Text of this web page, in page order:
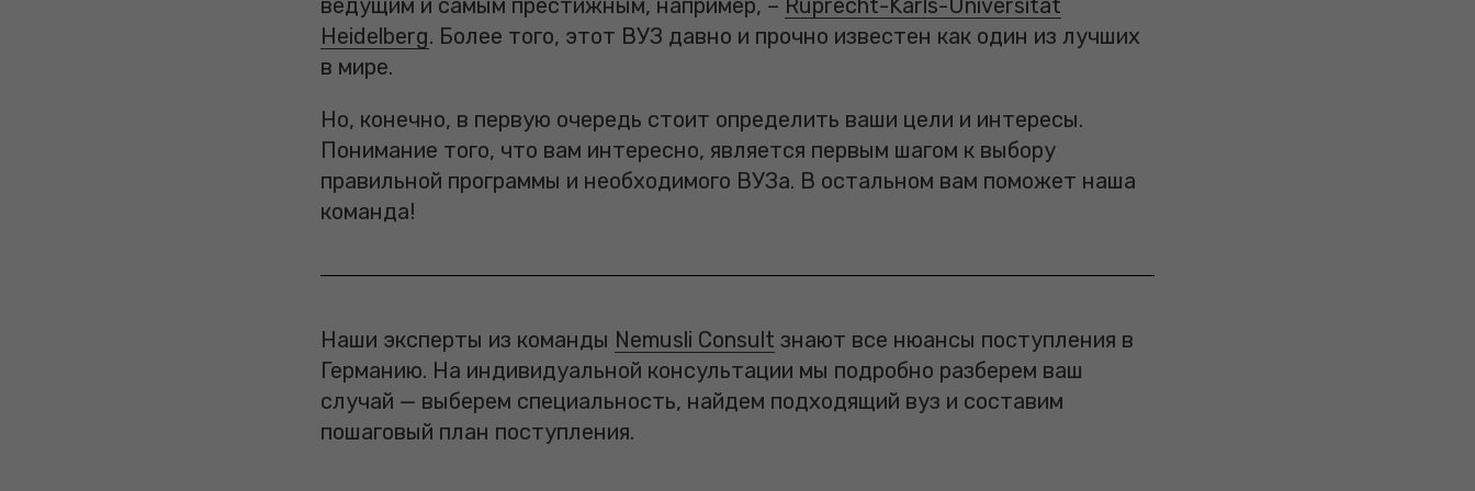
ведущим и самым престижным, например, – Ruprecht-Karls-Universität
Heidelberg. Более того, этот ВУЗ давно и прочно известен как один из лучших
в мире.
Но, конечно, в первую очередь стоит определить ваши цели и интересы.
Понимание того, что вам интересно, является первым шагом к выбору
правильной программы и необходимого ВУЗа. В остальном вам поможет наша
команда!
Наши эксперты из команды Nemusli Consult знают все нюансы поступления в
Германию. На индивидуальной консультации мы подробно разберем ваш
случай — выберем специальность, найдем подходящий вуз и составим
пошаговый план поступления.